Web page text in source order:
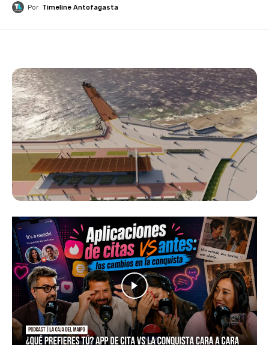
Por Timeline Antofagasta